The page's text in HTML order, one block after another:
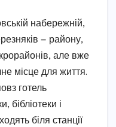
набережній,
— району,
але вже
місце для життя.
готель
бібліотеки і
біля станції